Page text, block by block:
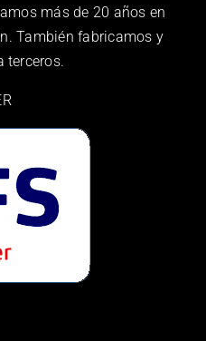
más de 20 años en
También fabricamos y
terceros.